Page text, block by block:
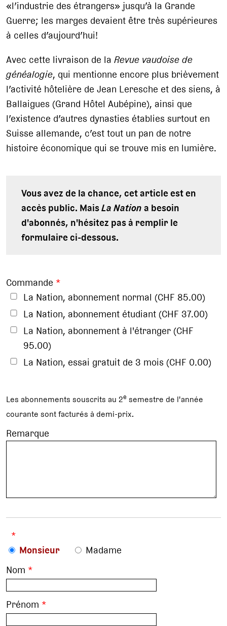
«l’industrie des étrangers» jusqu’à la Grande
Guerre; les marges devaient être très supérieures
à celles d’aujourd’hui!
Avec cette livraison de laRevue vaudoise de
généalogie, qui mentionne encore plus brièvement
l’activité hôtelière de Jean Leresche et des siens, à
Ballaigues (Grand Hôtel Aubépine), ainsi que
l’existence d’autres dynasties établies surtout en
Suisse allemande, c’est tout un pan de notre
histoire économique qui se trouve mis en lumière.
Vous avez de la chance, cet article est en
accès public. MaisLa Nationa besoin
d'abonnés, n'hésitez pas à remplir le
formulaire ci-dessous.
Commande *
La Nation, abonnement normal (CHF 85.00)
La Nation, abonnement étudiant (CHF 37.00)
La Nation, abonnement à l'étranger (CHF
95.00)
La Nation, essai gratuit de 3 mois (CHF 0.00)
Les abonnements souscrits au 2e semestre de l'année
courante sont facturés à demi-prix.
Remarque
*
Monsieur
Madame
Nom *
Prénom *